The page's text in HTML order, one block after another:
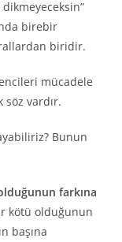
birebir
biridir.
mücadele
söz vardır.
Bunun
farkına
kötü olduğunun
başına